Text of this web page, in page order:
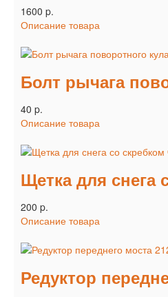
1600 p.
Описание товара
Болт рычага
40 p.
Описание товара
Щетка для снега
200 p.
Описание товара
Редуктор